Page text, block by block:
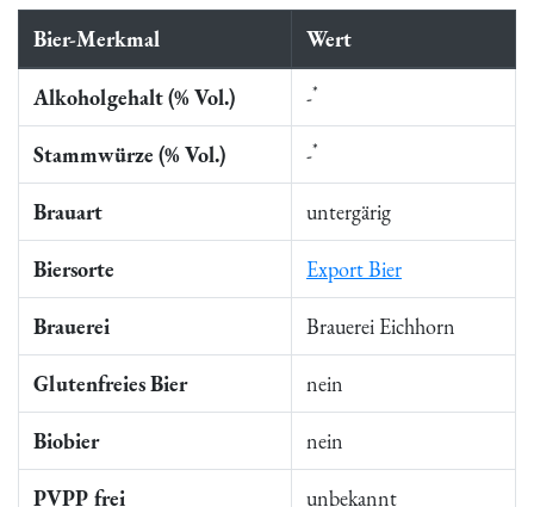
Bier-Merkmal Wert
Alkoholgehalt (% Vol.) -*
Stammwürze (% Vol.) -*
Brauart untergärig
Biersorte Export Bier
Brauerei Brauerei Eichhorn
Glutenfreies Bier nein
Biobier nein
PVPP frei unbekannt